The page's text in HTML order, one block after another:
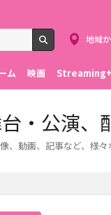
検索
地域
ム 映画 Streaming+
・公演、
動画、記事など、様々